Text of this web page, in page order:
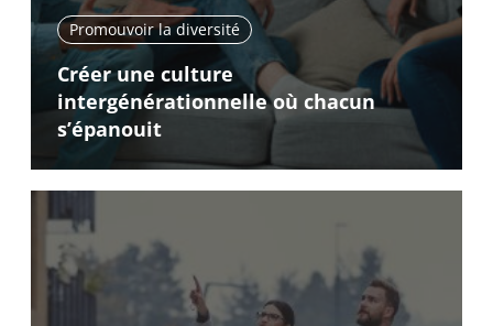
Promouvoir la diversité
Créer une culture
intergénérationnelle où chacun
s’épanouit